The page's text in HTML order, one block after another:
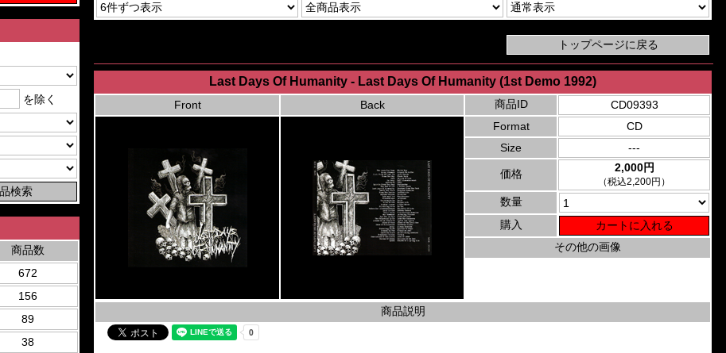
を除く
商品数
672
156
89
38
Last Days Of Humanity - Last Days Of Humanity (1st Demo 1992)
Front Back 商品ID
CD09393
Format
CD
Size
---
価格 2,000円
（税込2,200円）
数量
購入
その他の画像
商品説明